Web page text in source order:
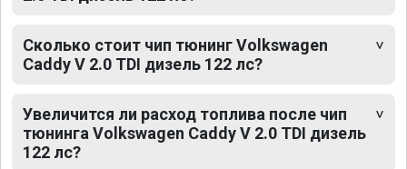
Сколько стоит чип тюнинг Volkswagen
Caddy V 2.0 TDI дизель 122 лс?
Увеличится ли расход топлива после чип
тюнинга Volkswagen Caddy V 2.0 TDI дизель
122 лс?